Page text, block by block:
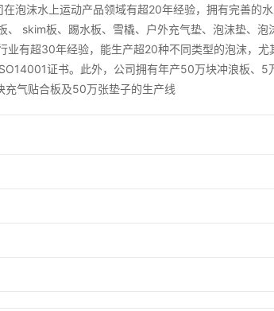
泡沫水上运动产品领域有超20年经验，拥有完善的
skim板、踢水板、雪橇、户外充气垫、泡沫垫、泡
业有超30年经验，能生产超20种不同类型的泡沫，尤
证书。此外，公司拥有年产50万块冲浪板、5
气贴合板及50万张垫子的生产线